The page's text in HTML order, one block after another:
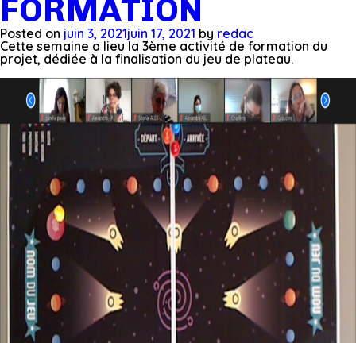
FORMATION
Posted on juin 3, 2021juin 17, 2021 by redac
Cette semaine a lieu la 3ème activité de formation du
projet, dédiée à la finalisation du jeu de plateau.